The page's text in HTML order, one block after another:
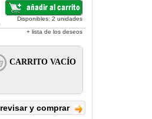
Disponibles: 2 unidades
+ lista de los deseos
revisar y comprar